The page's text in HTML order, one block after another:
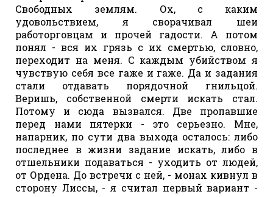
Свободных землям. Ох, с каким
удовольствием, я сворачивал шеи
работорговцам и прочей гадости. А потом
понял - вся их грязь с их смертью, словно,
переходит на меня. С каждым убийством я
чувствую себя все гаже и гаже. Да и задания
стали отдавать порядочной гнильцой.
Веришь, собственной смерти искать стал.
Потому и сюда вызвался. Две пропавшие
перед нами пятерки - это серьезно. Мне,
напарник, по сути два выхода осталось: либо
последнее в жизни задание искать, либо в
отшельники подаваться - уходить от людей,
от Ордена. До встречи с ней, - монах кивнул в
сторону Лиссы, - я считал первый вариант -